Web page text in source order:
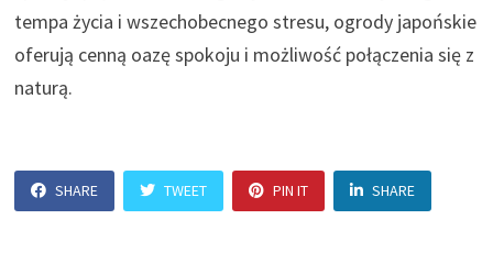
tempa życia i wszechobecnego stresu, ogrody japońskie
oferują cenną oazę spokoju i możliwość połączenia się z
naturą.
SHARE TWEET PIN IT SHARE